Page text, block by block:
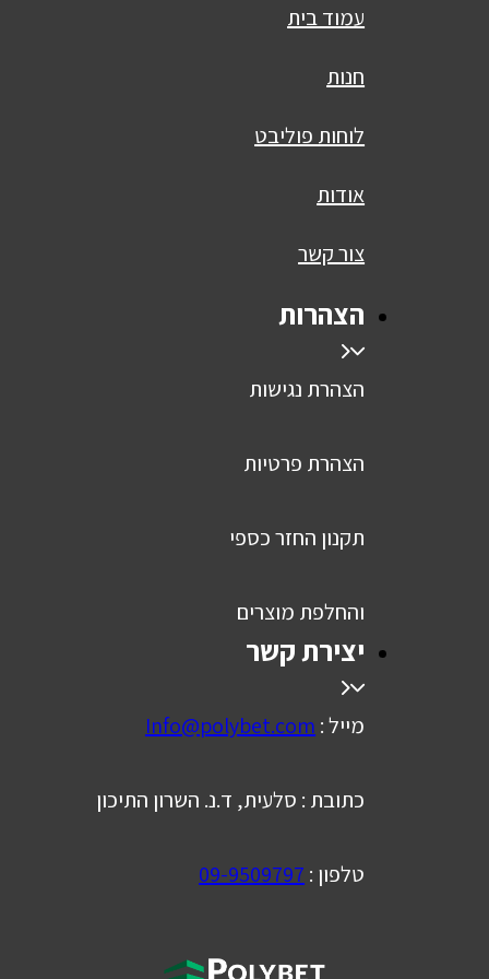
עמוד בית
חנות
לוחות פוליבט
אודות
צור קשר
הצהרות
הצהרת נגישות
הצהרת פרטיות
תקנון החזר כספי
והחלפת מוצרים
יצירת קשר
מייל : Info@polybet.com
כתובת : סלעית, ד.נ. השרון התיכון
טלפון : 09-9509797